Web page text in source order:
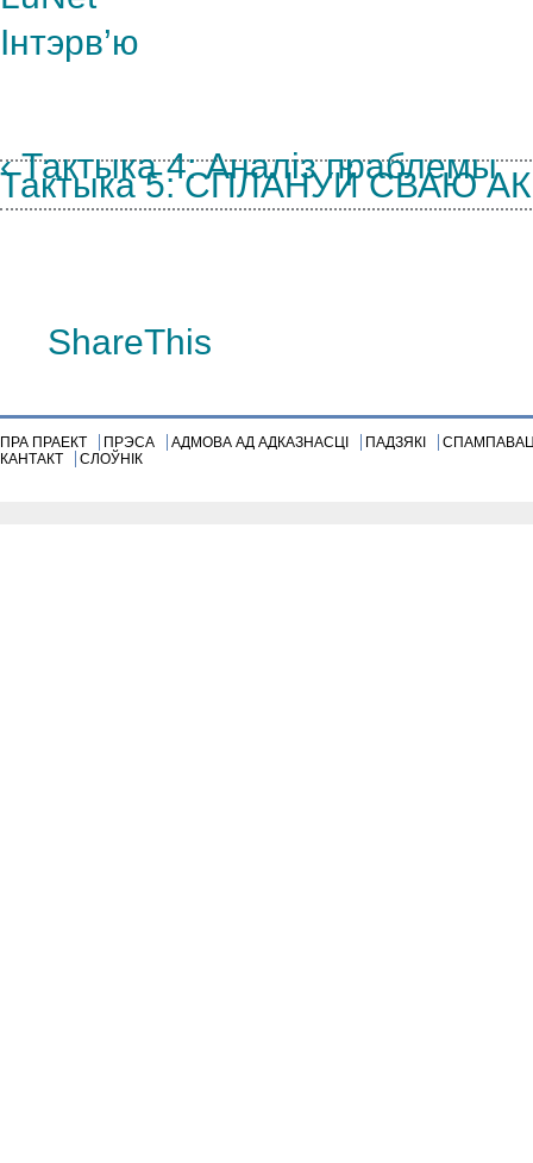
Інтэрв’ю
‹ Тактыка 4: Аналіз праблемы
Тактыка 5: СПЛАНУЙ СВАЮ
ShareThis
ПРА ПРАЕКТ ПРЭСА АДМОВА АД АДКАЗНАСЦІ ПАДЗЯКІ
КАНТАКТ
СЛОЎНІК